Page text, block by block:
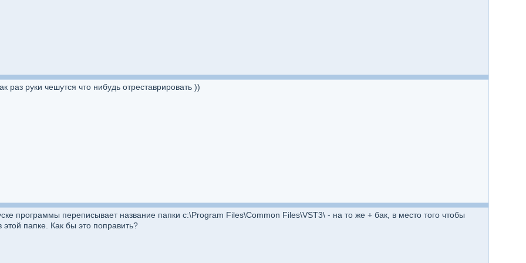
раз руки чешутся что нибудь отреставрировать ))
программы переписывает название папки c:\Program Files\Common Files\VST3\ - на то же + бак, в место того чтобы
папке. Как бы это поправить?